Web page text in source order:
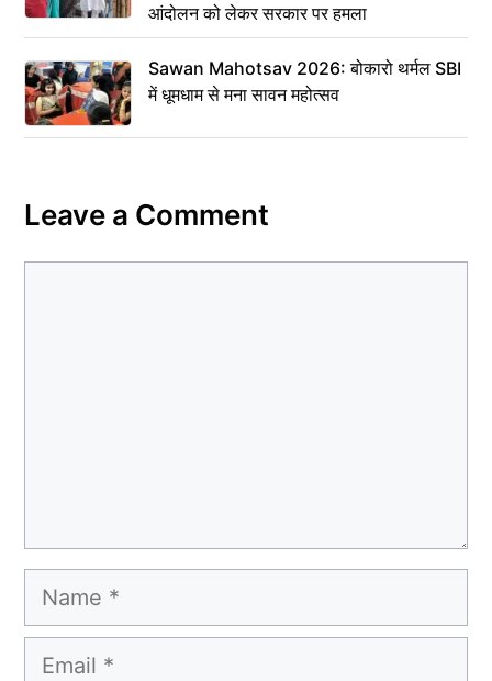
आंदोलन को लेकर सरकार पर हमला
Sawan Mahotsav 2026: बोकारो थर्मल SBI
में धूमधाम से मना सावन महोत्सव
Leave a Comment
Name
Email